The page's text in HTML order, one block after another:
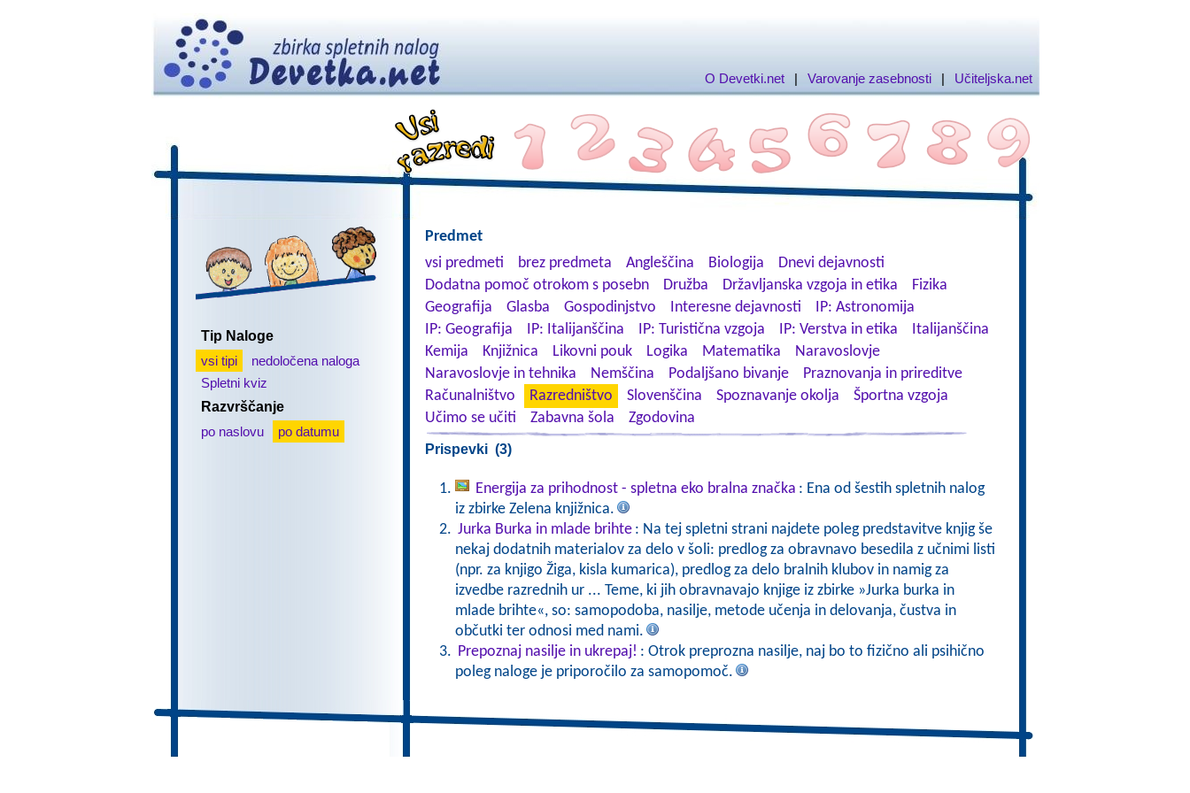
O Devetki.net | Varovanje zasebnosti | Učiteljska.net
Tip Naloge
vsi tipi
nedoločena naloga
Spletni kviz
Razvrščanje
po naslovu
po datumu
Predmet
vsi predmeti
brez predmeta Angleščina Biologija
Dnevi dejavnosti
Dodatna pomoč otrokom s posebn
Družba Državljanska vzgoja in etika
Fizika
Geografija
Glasba Gospodinjstvo Interesne dejavnosti
IP: Astronomija
IP: Geografija
IP: Italijanščina IP: Turistična vzgoja IP: Verstva in etika
Italijanščina
Kemija
Knjižnica Likovni pouk Logika Matematika
Naravoslovje
Naravoslovje in tehnika
Nemščina Podaljšano bivanje
Praznovanja in prireditve
Računalništvo
Razredništvo Slovenščina Spoznavanje okolja
Športna vzgoja
Učimo se učiti
Zabavna šola Zgodovina
Prispevki (3)
Energija za prihodnost - spletna eko bralna značka : Ena od šestih spletnih nalog
iz zbirke Zelena knjižnica.
Jurka Burka in mlade brihte : Na tej spletni strani najdete poleg predstavitve knjig še
nekaj dodatnih materialov za delo v šoli: predlog za obravnavo besedila z učnimi listi
(npr. za knjigo Žiga, kisla kumarica), predlog za delo bralnih klubov in namig za
izvedbe razrednih ur ... Teme, ki jih obravnavajo knjige iz zbirke »Jurka burka in
mlade brihte«, so: samopodoba, nasilje, metode učenja in delovanja, čustva in
občutki ter odnosi med nami.
Prepoznaj nasilje in ukrepaj! : Otrok preprozna nasilje, naj bo to fizično ali psihično
poleg naloge je priporočilo za samopomoč.